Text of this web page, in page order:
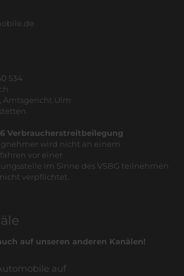
534
Amtsgericht Ulm
Verbraucherstreitbeilegung
wird nicht an einem
vor einer
im Sinne des VSBG teilnehmen
verpflichtet.
auf unseren anderen Kanälen!
auf